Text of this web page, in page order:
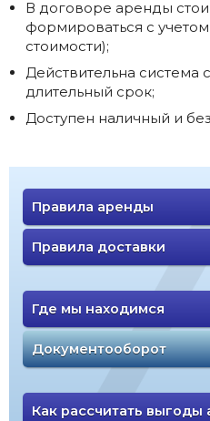
В договоре аренды
формироваться с
стоимости);
Действительна система
длительный срок;
Доступен наличный и
Правила аренды
Правила доставки
Где мы находимся
Документооборот
Как рассчитать выгоды